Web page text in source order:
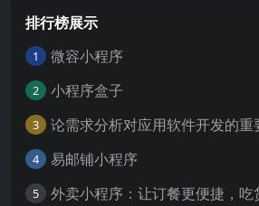
排行榜展示
1 微容小程序
2 小程序盒子
3 论需求分析对应用软件开发的重
4 易邮铺小程序
5 外卖小程序：让订餐更便捷，吃